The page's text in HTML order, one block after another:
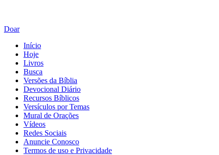
Doar
Início
Hoje
Livros
Busca
Versões da Bíblia
Devocional Diário
Recursos Bíblicos
Versículos por Temas
Mural de Orações
Vídeos
Redes Sociais
Anuncie Conosco
Termos de uso e Privacidade